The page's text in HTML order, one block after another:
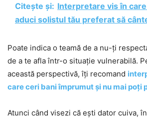
Citește și: Interpretare vis în
aduci solistul tău preferat să
Poate indica o teamă de a nu-ți
de a te afla într-o situație vulnerabilă.
această perspectivă, îți recomand
care ceri bani împrumut și nu mai poți
Atunci când visezi că ești dator cuiva,